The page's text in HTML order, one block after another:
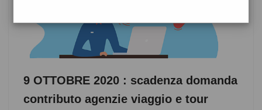
9 OTTOBRE 2020 : scadenza domanda
contributo agenzie viaggio e tour